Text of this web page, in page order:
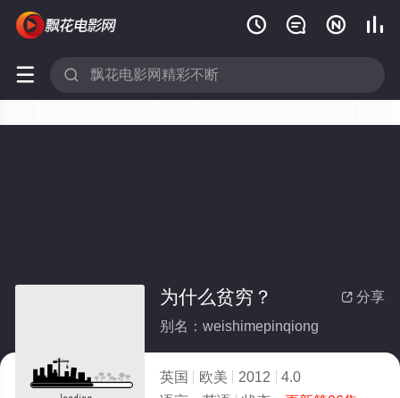
   
 
 分享
为什么贫穷？
别名：weishimepinqiong
英国 欧美 2012
4.0